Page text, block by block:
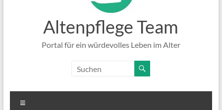
Altenpflege Team
Portal für ein würdevolles Leben im Alter